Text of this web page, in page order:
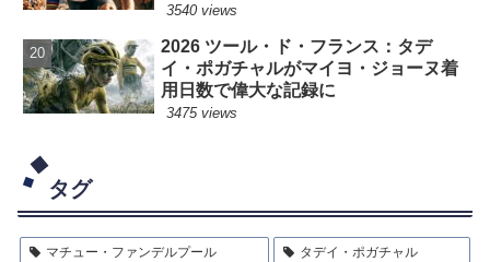
3540 views
2026 ツール・ド・フランス：タデ
イ・ポガチャルがマイヨ・ジョーヌ着
用日数で偉大な記録に
3475 views
タグ
マチュー・ファンデルプール タデイ・ポガチャル